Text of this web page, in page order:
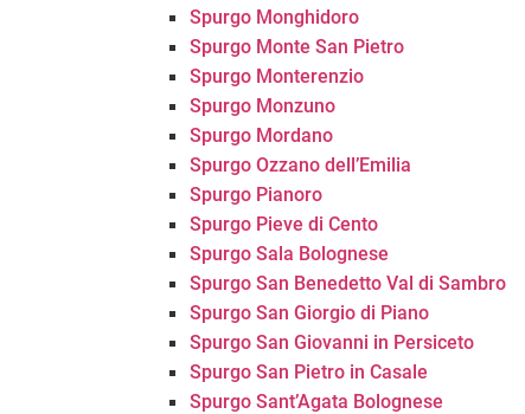
Spurgo Monghidoro
Spurgo Monte San Pietro
Spurgo Monterenzio
Spurgo Monzuno
Spurgo Mordano
Spurgo Ozzano dell’Emilia
Spurgo Pianoro
Spurgo Pieve di Cento
Spurgo Sala Bolognese
Spurgo San Benedetto Val di Sambro
Spurgo San Giorgio di Piano
Spurgo San Giovanni in Persiceto
Spurgo San Pietro in Casale
Spurgo Sant’Agata Bolognese